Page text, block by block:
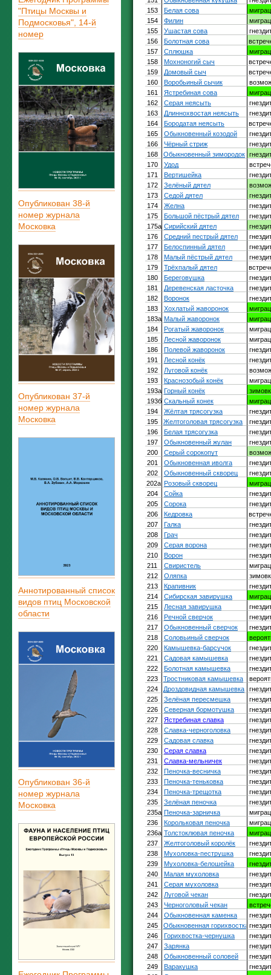
"Птицы Москвы и
Подмосковья", 14-й
номер
Опубликован 38-й
номер журнала
Московка
Опубликован 37-й
номер журнала
Московка
Аннотированный список
видов птиц Московской
области
Опубликован 36-й
номер журнала
Московка